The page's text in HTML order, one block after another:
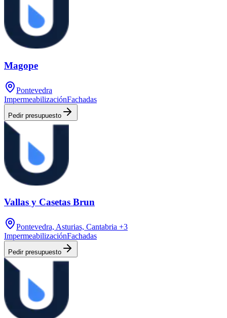
Magope
Pontevedra
ImpermeabilizaciónFachadas
Pedir presupuesto
Vallas y Casetas Brun
Pontevedra, Asturias, Cantabria +3
ImpermeabilizaciónFachadas
Pedir presupuesto